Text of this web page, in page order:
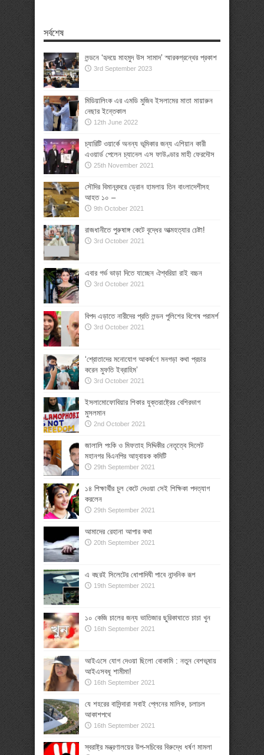
সর্বশেষ
লন্ডনে ‘হৃদয়ে মাহমুদ উস সামাদ’ স্মারকগ্রন্থের প্রকাশ
3rd September 2023
মিডিয়ালিংক এর এমডি মুজিব ইসলামের মাতা মায়ারুন
নেছার ইন্তেকাল
12th June 2022
চ্যারিটি ওয়ার্কে অনন্য ভূমিকার জন্য এশিয়ান কারী
এওয়ার্ড পেলেন চ্যানেল এস ফাউণ্ডার মাহী ফেরদৌস
25th November 2021
সৌদির বিমানবন্দরে ড্রোন হামলায় তিন বাংলাদেশীসহ
আহত ১০ –
9th October 2021
রাজধানীতে পুরুষাঙ্গ কেটে বৃদ্ধের আত্মহত্যার চেষ্টা!
3rd October 2021
এবার গর্ভ ভাড়া দিতে যাচ্ছেন ঐশ্বরিয়া রাই বচ্চন
3rd October 2021
বিপদ এড়াতে নারীদের প্রতি লন্ডন পুলিশের বিশেষ পরামর্শ
3rd October 2021
‘শ্রোতাদের মনোযোগ আকর্ষণে মনগড়া কথা প্রচার
করেন মুফতি ইব্রাহিম’
3rd October 2021
ইসলামোফোবিয়ার শিকার যুক্তরাষ্ট্রের বেশিরভাগ
মুসলমান
2nd October 2021
জালালি পংকি ও মিফতাহ সিদ্দিকীর নেতৃত্বে সিলেট
মহানগর বিএনপির আহ্বায়ক কমিটি
29th September 2021
১৪ শিক্ষার্থীর চুল কেটে দেওয়া সেই শিক্ষিকা পদত্যাগ
করলেন
29th September 2021
আমাদের রেহানা আপার কথা
20th September 2021
এ বছরই সিলেটের ধোপাদিঘী পাবে নান্দনিক রূপ
19th September 2021
১০ কেজি চালের জন্য ভাতিজার ছুরিকাঘাতে চাচা খুন
16th September 2021
আইএসে যোগ দেওয়া ছিলো বোকামি : নতুন বেশভূষায়
আইএসবধূ শামীমা!
16th September 2021
যে শহরের বাসিন্দারা সবাই প্লেনের মালিক, চলাচল
আকাশপথে
16th September 2021
স্বরাষ্ট্র মন্ত্রণালয়ের উপ-সচিবের বিরুদ্ধে ধর্ষণ মামলা